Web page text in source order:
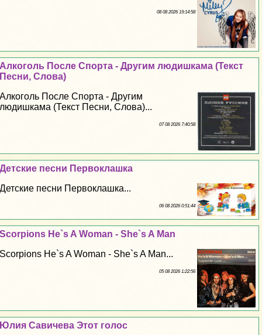
08 08 2026 19:14:58
Алкоголь После Спорта - Другим людишкама (Текст
Песни, Слова)
Алкоголь После Спорта - Другим
людишкама (Текст Песни, Слова)...
07 08 2026 7:40:58
Детские песни Первоклашка
Детские песни Первоклашка...
06 08 2026 0:51:44
Scorpions He`s A Woman - She`s A Man
Scorpions He`s A Woman - She`s A Man...
05 08 2026 1:22:56
Юлия Савичева Этот голос